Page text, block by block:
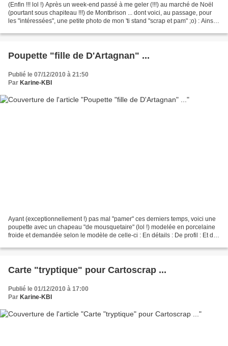
(Enfin !!! lol !) Après un week-end passé à me geler (!!!) au marché de Noël
(pourtant sous chapiteau !!!) de Montbrison ... dont voici, au passage, pour
les "intéressées", une petite photo de mon 'ti stand "scrap et pam" ;o) : Ainsi
Poupette "fille de D'Artagnan" ...
Publié le 07/12/2010 à 21:50
Par Karine-KBI
Ayant (exceptionnellement !) pas mal "pamer" ces derniers temps, voici une
poupette avec un chapeau "de mousquetaire" (lol !) modelée en porcelaine
froide et demandée selon le modèle de celle-ci : En détails : De profil : Et de
Carte "tryptique" pour Cartoscrap ...
Publié le 01/12/2010 à 17:00
Par Karine-KBI